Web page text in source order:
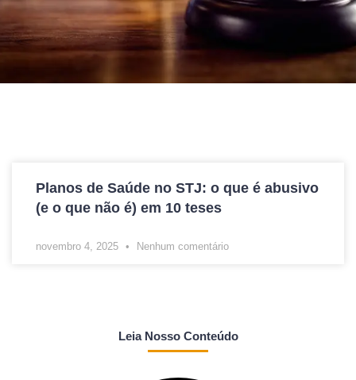
Planos de Saúde no STJ: o que é abusivo
(e o que não é) em 10 teses
novembro 4, 2025 Nenhum comentário
Leia Nosso Conteúdo